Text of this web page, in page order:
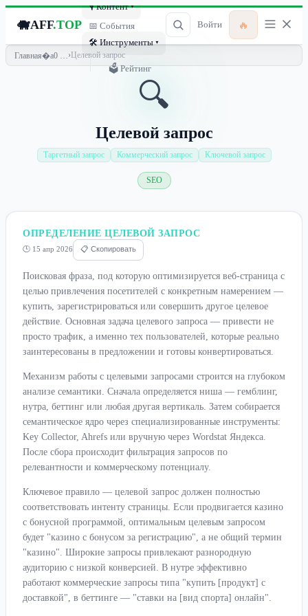
🐗AFF.TOP
🎙 Контент ▾
📅 События
🛠 Инструменты ▾
🗳 Рейтинг
Войти 🔥
Главная › Целевой запрос
🔍
Целевой запрос
Таргетный запрос Коммерческий запрос Ключевой запрос
SEO
ОПРЕДЕЛЕНИЕ ЦЕЛЕВОЙ ЗАПРОС
🕒 15 апр 2026 📋 Скопировать
Поисковая фраза, под которую оптимизируется веб-страница с
целью привлечения посетителей с конкретным намерением —
купить, зарегистрироваться или совершить другое целевое
действие. Основная задача целевого запроса — привести не
просто трафик, а именно тех пользователей, которые реально
заинтересованы в предложении и готовы конвертироваться.
Механизм работы с целевыми запросами строится на глубоком
анализе семантики. Сначала определяется ниша — гемблинг,
нутра, беттинг или любая другая вертикаль. Затем собирается
семантическое ядро через специализированные инструменты:
Key Collector, Ahrefs или вручную через Wordstat Яндекса.
После сбора происходит фильтрация запросов по
релевантности и коммерческому потенциалу.
Ключевое правило — целевой запрос должен полностью
соответствовать интенту страницы. Если продвигается казино
с бонусной программой, оптимальным целевым запросом
будет "казино с бонусом за регистрацию", а не общий термин
"казино". Широкие запросы привлекают разнородную
аудиторию с низкой конверсией. В нутре эффективно
работают коммерческие запросы типа "купить [продукт] с
доставкой", в беттинге — "ставки на [вид спорта] онлайн".